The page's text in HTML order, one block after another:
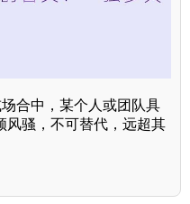
合中，某个人或团队具
风骚，不可替代，远超其